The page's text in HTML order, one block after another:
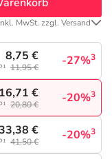
MwSt. zzgl. Versand
8,75 €
11,95 € -27%3
16,71 €
20,80 € -20%3
€
41,50 € -20%3